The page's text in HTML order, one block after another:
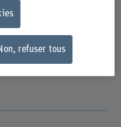
refuser tous